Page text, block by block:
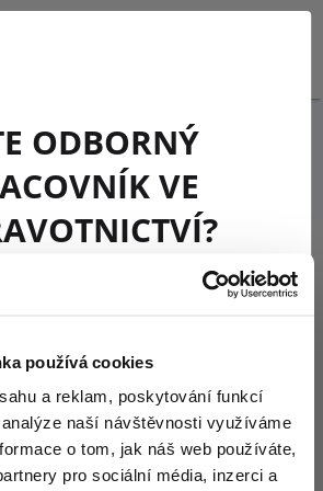
používá cookies
a reklam, poskytování funkcí
naší návštěvnosti využíváme
o tom, jak náš web používáte,
pro sociální média, inzerci a
na přehled aktualit
PŘÍPRAVKU
100 MG
ODBORNÝ
VE
ve smyslu zákona č. 40/1995 Sb.,
přípravky nebo osobou
humánní léčivé přípravky.
se seznámil/a s definicí